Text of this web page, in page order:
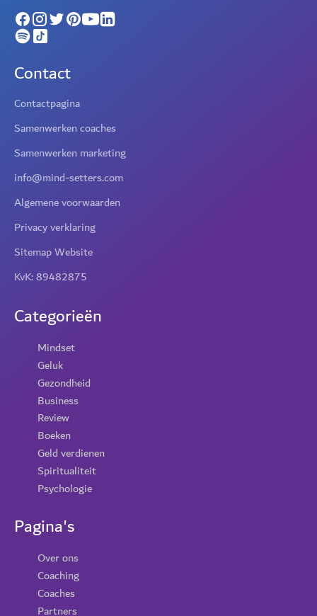
Contact
Contactpagina
Samenwerken coaches
Samenwerken marketing
info@mind-setters.com
Algemene voorwaarden
Privacy verklaring
Sitemap Website
KvK: 89482875
Categorieën
Mindset
Geluk
Gezondheid
Business
Review
Boeken
Geld verdienen
Spiritualiteit
Psychologie
Pagina's
Over ons
Coaching
Coaches
Partners